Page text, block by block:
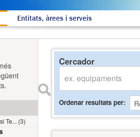
Entitats, àrees i serveis
Cercador
Ordenar resultats per
Te... (3)